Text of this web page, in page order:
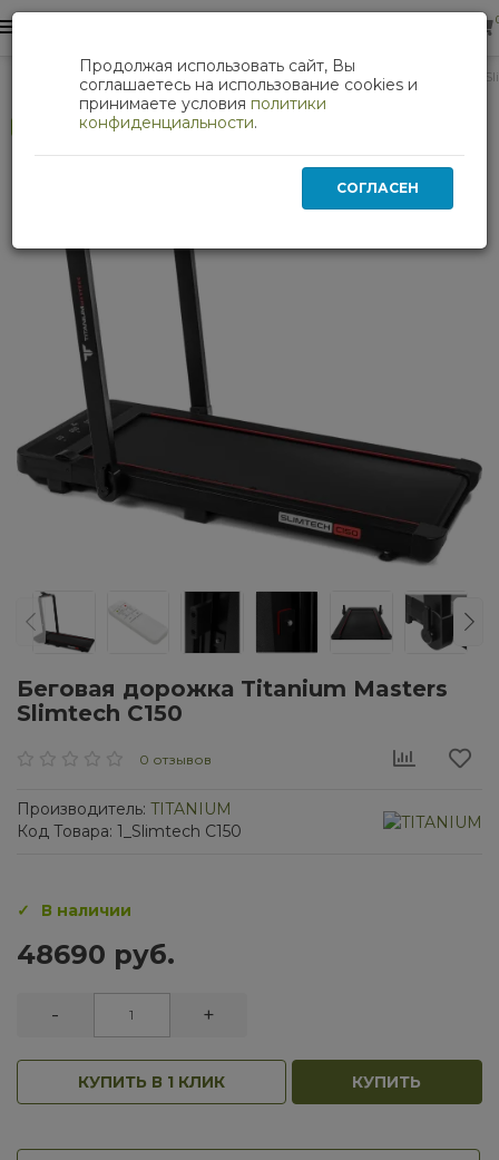
Кардиотренажеры Беговая дорожка Titanium Masters
Беговая дорожка Titanium Masters
Slimtech C150
0 отзывов
Производитель: TITANIUM
Код Товара: 1_Slimtech C150
В наличии
48690 руб.
- +
КУПИТЬ В 1 КЛИК КУПИТЬ
Продолжая использовать сайт, Вы
соглашаетесь на использование cookies и
принимаете условия политики
конфиденциальности.
СОГЛАСЕН